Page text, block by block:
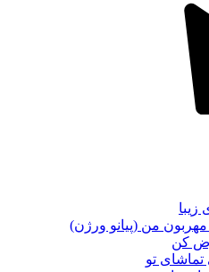
زیبا
مهربون من (پیانو ورژن)
کن
تماشای تو